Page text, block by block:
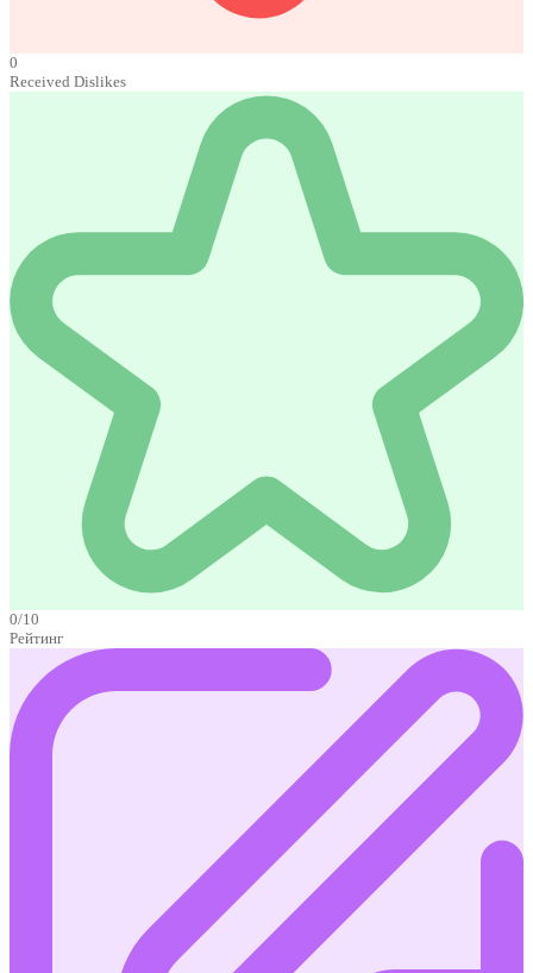
0
Received Dislikes
0/10
Рейтинг